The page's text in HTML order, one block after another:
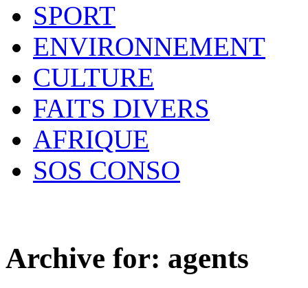
SPORT
ENVIRONNEMENT
CULTURE
FAITS DIVERS
AFRIQUE
SOS CONSO
Archive for: agents